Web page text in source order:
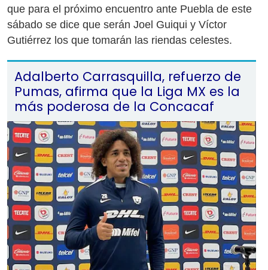
que para el próximo encuentro ante Puebla de este
sábado se dice que serán Joel Guiqui y Víctor
Gutiérrez los que tomarán las riendas celestes.
Adalberto Carrasquilla, refuerzo de
Pumas, afirma que la Liga MX es la
más poderosa de la Concacaf